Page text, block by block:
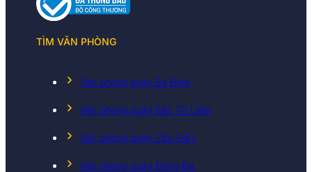
TÌM VĂN PHÒNG
Văn phòng quận Ba Đình
Văn phòng quận Bắc Từ Liêm
Văn phòng quận Cầu Giấy
Văn phòng quận Đống Đa